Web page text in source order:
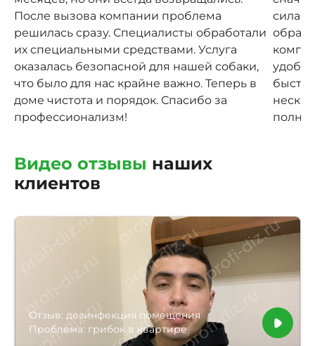
После вызова компании проблема
решилась сразу. Специалисты обработали
их специальными средствами. Услуга
оказалась безопасной для нашей собаки,
что было для нас крайне важно. Теперь в
доме чистота и порядок. Спасибо за
профессионализм!
Видео отзывы наших
клиентов
Отзыв: дезинфекция помещения
Проблема: грибок в квартире